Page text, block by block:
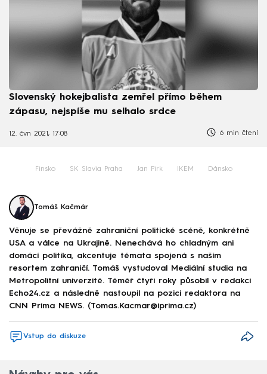
Slovenský hokejbalista zemřel přímo během
zápasu, nejspíše mu selhalo srdce
12. čvn 2021, 17:08 6 min čtení
Finsko SK Slavia Praha Jan Pirk IKEM Dánsko
Tomáš Kačmár
Věnuje se převážně zahraniční politické scéně, konkrétně
USA a válce na Ukrajině. Nenechává ho chladným ani
domácí politika, akcentuje témata spojená s naším
resortem zahraničí. Tomáš vystudoval Mediální studia na
Metropolitní univerzitě. Téměř čtyři roky působil v redakci
Echo24.cz a následně nastoupil na pozici redaktora na
CNN Prima NEWS. (Tomas.Kacmar@iprima.cz)
Vstup do diskuze